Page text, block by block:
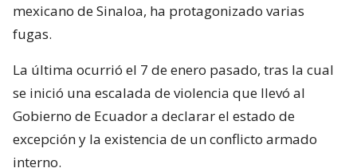
mexicano de Sinaloa, ha protagonizado varias
fugas.
La última ocurrió el 7 de enero pasado, tras la cual
se inició una escalada de violencia que llevó al
Gobierno de Ecuador a declarar el estado de
excepción y la existencia de un conflicto armado
interno.